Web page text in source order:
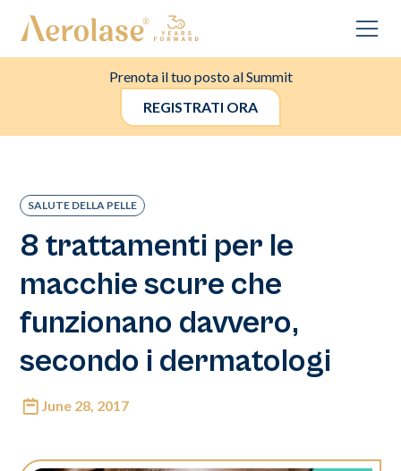
Prenota il tuo posto al Summit
REGISTRATI ORA
SALUTE DELLA PELLE
8 trattamenti per le
macchie scure che
funzionano davvero,
secondo i dermatologi
June 28, 2017